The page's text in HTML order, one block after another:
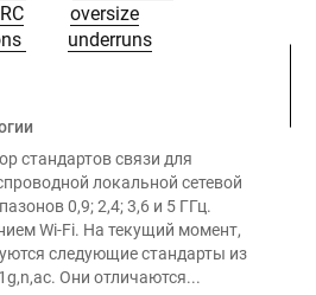
oversize
underruns
стандартов связи для
локальной сетевой
0,9; 2,4; 3,6 и 5 ГГц.
Wi-Fi. На текущий момент,
следующие стандарты из
Они отличаются...